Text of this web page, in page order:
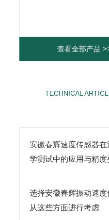
查看全部产品
TECHNICAL
安徽春辉速度传感器在
学测试中的应用与精度
选择安徽春辉振动速度
从这些方面进行考虑